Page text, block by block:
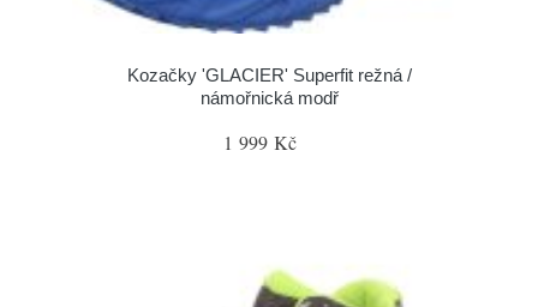
Kozačky 'GLACIER' Superfit režná /
námořnická modř
1 999 Kč